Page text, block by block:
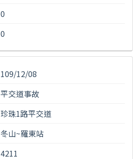
0
0
109/12/08
平交道事故
珍珠1路平交道
冬山~羅東站
4211